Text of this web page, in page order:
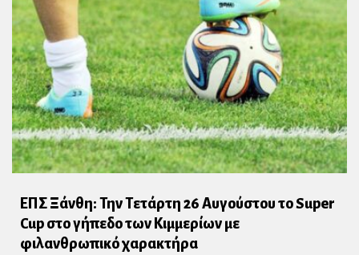
ΕΠΣ Ξάνθη: Την Τετάρτη 26 Αυγούστου το Super
Cup στο γήπεδο των Κιμμερίων με
φιλανθρωπικό χαρακτήρα